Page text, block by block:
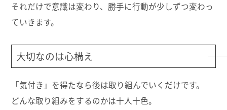
それだけで意識は変わり、勝手に行動が少しずつ変わっ
ていきます。
大切なのは心構え
「気付き」を得たなら後は取り組んでいくだけです。
どんな取り組みをするのかは十人十色。